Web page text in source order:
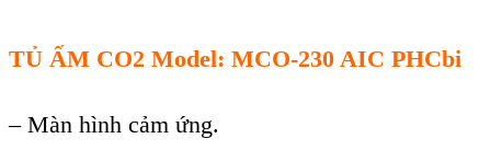
TỦ ẤM CO2 Model: MCO-230 AIC PHCbi
– Màn hình cảm ứng.